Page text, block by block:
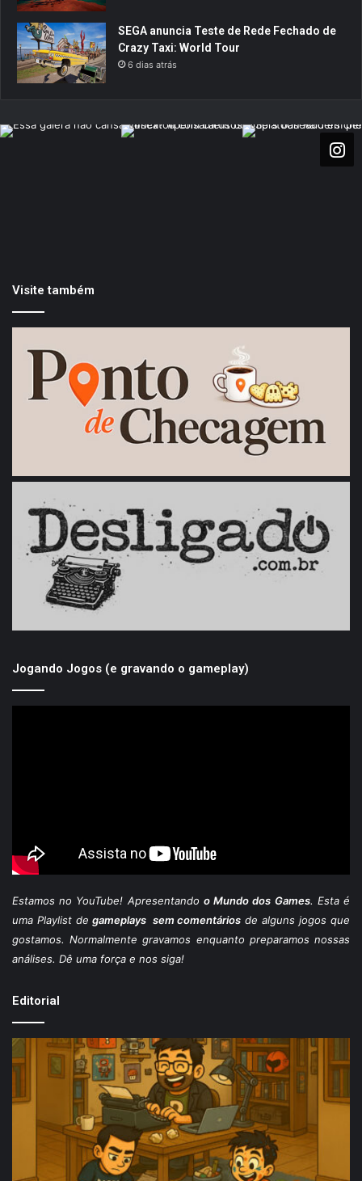
SEGA anuncia Teste de Rede Fechado de
Crazy Taxi: World Tour
6 dias atrás
Visite também
Jogando Jogos (e gravando o gameplay)
Estamosno YouTube! Apresentando o Mundo dos Games. Esta é
uma Playlist de gameplays sem comentários de alguns jogos que
gostamos. Normalmente gravamos enquanto preparamos nossas
análises. Dê uma força e nos siga!
Editorial